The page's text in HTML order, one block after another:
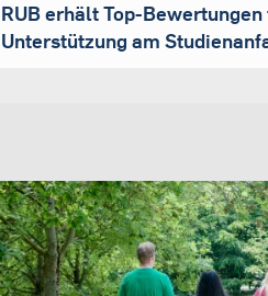
RUB erhält Top-Bewertungen
Unterstützung am